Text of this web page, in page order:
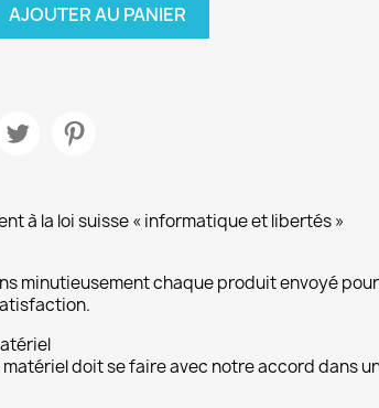
AJOUTER AU PANIER
à la loi suisse « informatique et libertés »
minutieusement chaque produit envoyé pour
doit se faire avec notre accord dans